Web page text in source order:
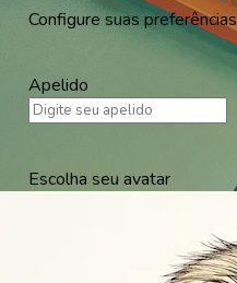
Configure suas preferências
Apelido
Escolha seu avatar